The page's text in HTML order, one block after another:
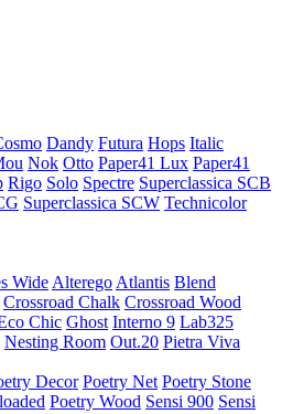
Dandy Futura Hops Italic
Nok Otto Paper41 Lux Paper41
Rigo Solo Spectre Superclassica SCB
Superclassica SCW Technicolor
Wide Alterego Atlantis Blend
Crossroad Chalk Crossroad Wood
Chic Ghost Interno 9 Lab325
Nesting Room Out.20 Pietra Viva
Decor Poetry Net Poetry Stone
Poetry Wood Sensi 900 Sensi